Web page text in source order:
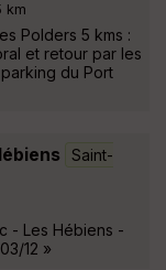
km
Polders 5 kms :
et retour par les
du Port
Saint-
- Les Hébiens -
12 »